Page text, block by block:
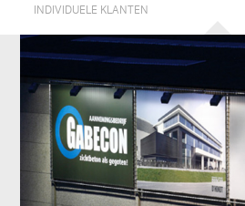
INDIVIDUELE KLANTEN